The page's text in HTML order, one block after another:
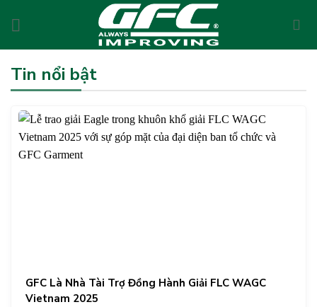
Tin nổi bật
GFC Là Nhà Tài Trợ Đồng Hành Giải FLC WAGC
Vietnam 2025